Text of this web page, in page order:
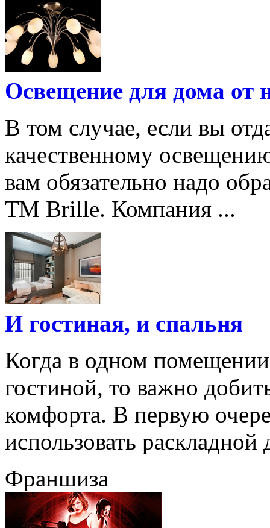
Освещение для дома от
В том случае, если вы
качественному
вам обязательно надо
ТМ Brille. Компания ...
И гостиная, и спальня
Когда в одном
гостиной, то важно
комфорта. В первую
использовать раскладной
Франшиза